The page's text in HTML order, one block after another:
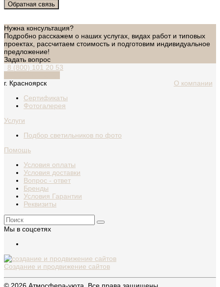
Обратная связь
Нужна консультация?
Подробно расскажем о наших услугах, видах работ и типовых
проектах, рассчитаем стоимость и подготовим индивидуальное
предложение!
Задать вопрос
8 (800) 101 20 53
г. Красноярск
О компании
Сертификаты
Фотогалерея
Услуги
Подбор светильников по фото
Помощь
Условия оплаты
Условия доставки
Вопрос - ответ
Бренды
Условия Гарантии
Реквизиты
Мы в соцсетях
Создание и продвижение сайтов